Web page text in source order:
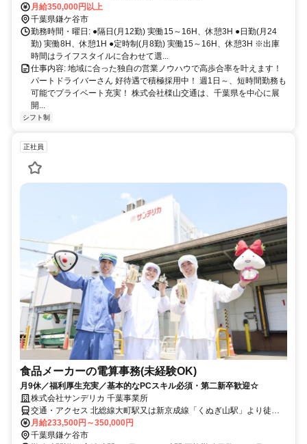
月給350,000円以上
千葉県鎌ケ谷市
勤務時間・曜日: ●隔日(月12勤) 実働15～16H、休憩3H ●日勤(月24
勤) 実働8H、休憩1H ●定時制(月8勤) 実働15～16H、休憩3H ※出庫
時間はライフスタイルに合わせて選...
仕事内容: 地域に合った独自の営業ノウハウで高歩合率を叶えます！
パートドライバーさん 好待遇で積極採用中！ 週1日～、短時間勤務も
可能でプライベート充実！ 株式会社檪山交通は、千葉県を中心に展
開...
シフト制
正社員
食品メーカーの電算事務(未経験OK)
月9休／福利厚生充実／基本的なPCスキル必須・第二新卒歓迎☆
株式会社サンデリカ 千葉事業所
交通・アクセス 北総線大町駅又は新京成線「くぬぎ山駅」より徒歩
10分
月給233,500円～350,000円
千葉県鎌ケ谷市